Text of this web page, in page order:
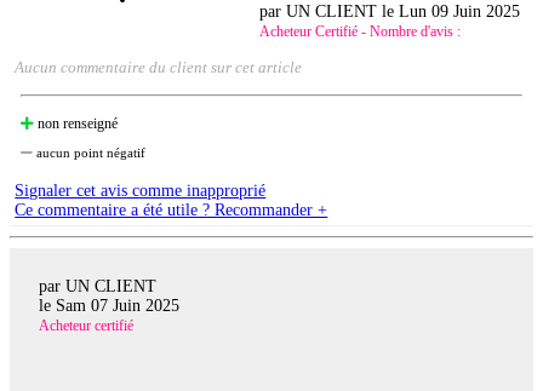
par UN CLIENT leLun 09 Juin 2025
Acheteur Certifié - Nombre d'avis :
Aucun commentaire du client sur cet article
non renseigné
aucun point négatif
Signaler cet avis comme inapproprié
Ce commentaire a été utile ? Recommander +
par UN CLIENT
le Sam 07 Juin 2025
Acheteur certifié